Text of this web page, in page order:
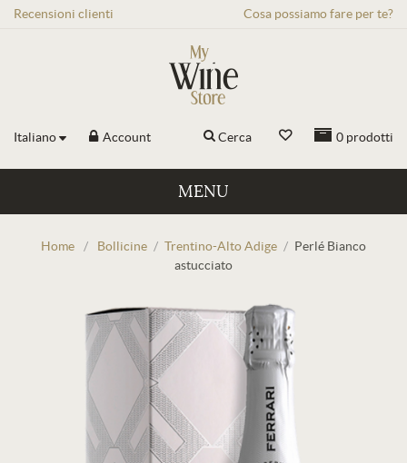
Recensioni clienti Cosa possiamo fare per te?
Italiano Account 0 prodotti
Cerca
MENU
Home / Bollicine / Trentino-Alto Adige / Perlé Bianco
astucciato